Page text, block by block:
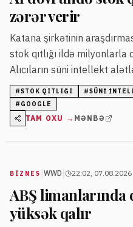
zərər verir
Katana şirkətinin
stok qıtlığı ildə
Alıcıların süni intellekt
satışların itirilmə sürətini
#STOK QITLIĞI #SÜNI
# GOOGLE
TAM OXU → MƏNBƏ
BIZNES WWD 22:02, 07.08.2026
ABŞ limanlarında
yüksək qalır